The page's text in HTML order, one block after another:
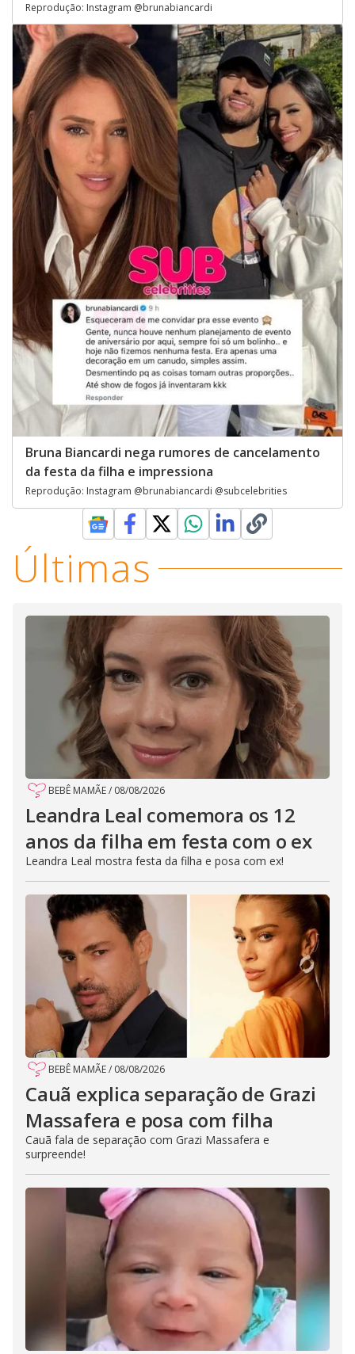
Reprodução: Instagram @brunabiancardi
Bruna Biancardi nega rumores de cancelamento
da festa da filha e impressiona
Reprodução: Instagram @brunabiancardi @subcelebrities
Últimas
BEBÊ MAMÃE/ 08/08/2026
Leandra Leal comemora os 12
anos da filha em festa com o ex
Leandra Leal mostra festa da filha e posa com ex!
BEBÊ MAMÃE/ 08/08/2026
Cauã explica separação de Grazi
Massafera e posa com filha
Cauã fala de separação com Grazi Massafera e
surpreende!